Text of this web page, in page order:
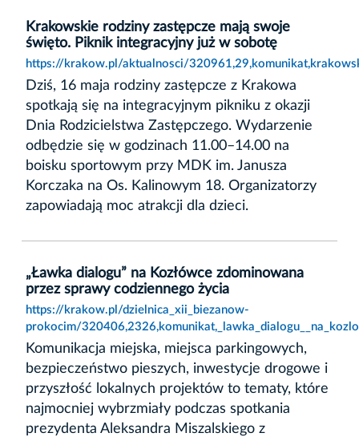
Krakowskie rodziny zastępcze mają swoje
święto. Piknik integracyjny już w sobotę
https://krakow.pl/aktualnosci/
Dziś, 16 maja rodziny zastępcze z Krakowa
spotkają się na integracyjnym pikniku z okazji
Dnia Rodzicielstwa Zastępczego. Wydarzenie
odbędzie się w godzinach 11.00–14.00 na
boisku sportowym przy MDK im. Janusza
Korczaka na Os. Kalinowym 18. Organizatorzy
zapowiadają moc atrakcji dla dzieci.
„Ławka dialogu” na Kozłówce zdominowana
przez sprawy codziennego życia
https://krakow.pl/dzielnica_xii_biezanow-
prokocim/
Komunikacja miejska, miejsca parkingowych,
bezpieczeństwo pieszych, inwestycje drogowe i
przyszłość lokalnych projektów to tematy, które
najmocniej wybrzmiały podczas spotkania
prezydenta Aleksandra Miszalskiego z